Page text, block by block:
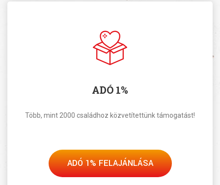
ADÓ 1%
Több, mint 2000 családhoz közvetítettünk támogatást!
ADÓ 1% FELAJÁNLÁSA